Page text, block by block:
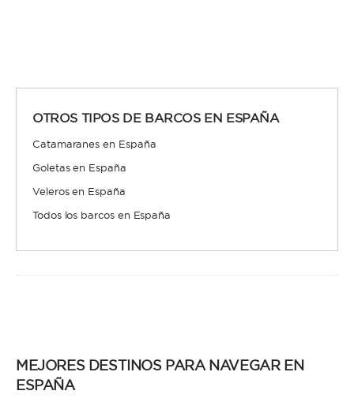
OTROS TIPOS DE BARCOS EN ESPAÑA
Catamaranes en España
Goletas en España
Veleros en España
Todos los barcos en España
MEJORES DESTINOS PARA NAVEGAR EN
ESPAÑA